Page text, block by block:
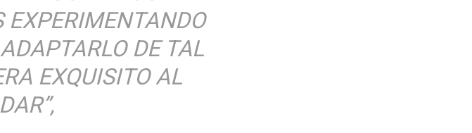
EXPERIMENTANDO
DE TAL
EXQUISITO AL